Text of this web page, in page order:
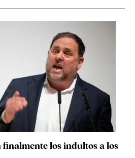
finalmente los indultos a los